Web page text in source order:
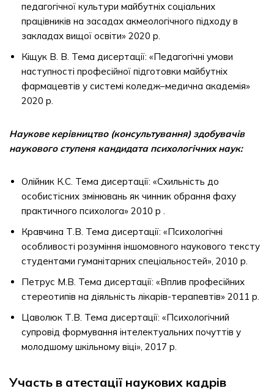
педагогічної культури майбутніх соціальних
працівників на засадах акмеологічного підходу в
закладах вищої освіти» 2020 р.
Кіщук В. В. Тема дисертації: «Педагогічні умови
наступності професійної підготовки майбутніх
фармацевтів у системі коледж–медична академія»
2020 р.
Наукове керівництво (консультування) здобувачів
наукового ступеня кандидата психологічних наук:
Олійник К.С. Тема дисертації: «Схильність до
особистісних змінювань як чинник обрання фаху
практичного психолога» 2010 р .
Кравчина Т.В. Тема дисертації: «Психологічні
особливості розуміння іншомовного наукового тексту
студентами гуманітарних спеціальностей», 2010 р.
Петрус М.В. Тема дисертації: «Вплив професійних
стереотипів на діяльність лікарів-терапевтів» 2011 р.
Цаволюк Т.В. Тема дисертації: «Психологічний
супровід формування інтелектуальних почуттів у
молодшому шкільному віці», 2017 р.
Участь в атестації наукових кадрів